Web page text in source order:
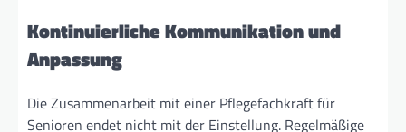
Kontinuierliche Kommunikation und
Anpassung
Die Zusammenarbeit mit einer Pflegefachkraft für
Senioren endet nicht mit der Einstellung. Regelmäßige